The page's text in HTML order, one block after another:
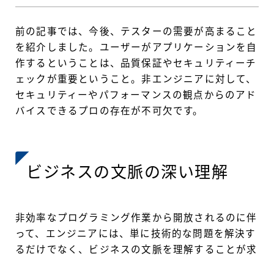
前の記事では、今後、テスターの需要が高まること
を紹介しました。ユーザーがアプリケーションを自
作するということは、品質保証やセキュリティーチ
ェックが重要ということ。非エンジニアに対して、
セキュリティーやパフォーマンスの観点からのアド
バイスできるプロの存在が不可欠です。
ビジネスの文脈の深い理解
非効率なプログラミング作業から開放されるのに伴
って、エンジニアには、単に技術的な問題を解決す
るだけでなく、ビジネスの文脈を理解することが求